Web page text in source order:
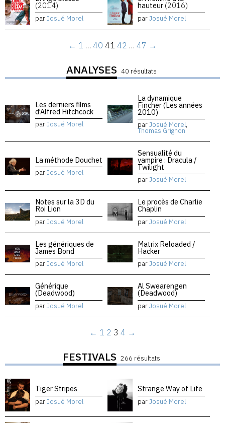
(2014)
parJosué Morel
hauteur (2016)
parJosué Morel
← 1 … 40 41 42 … 47 →
ANALYSES 40 résultats
Les derniers films
d’Alfred Hitchcock
parJosué Morel
La dynamique
Fincher (Les années
2010)
parJosué Morel,
Thomas Grignon
La méthode Douchet
parJosué Morel
Sensualité du
vampire : Dracula /
Twilight
parJosué Morel
Notes sur la 3D du
Roi Lion
parJosué Morel
Le procès de Charlie
Chaplin
parJosué Morel
Les génériques de
James Bond
parJosué Morel
Matrix Reloaded /
Hacker
parJosué Morel
Générique
(Deadwood)
parJosué Morel
Al Swearengen
(Deadwood)
parJosué Morel
← 1 2 3 4 →
FESTIVALS 266 résultats
Tiger Stripes
parJosué Morel
Strange Way of Life
parJosué Morel